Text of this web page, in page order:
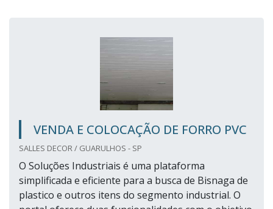
VENDA E COLOCAÇÃO DE FORRO PVC
SALLES DECOR / GUARULHOS - SP
O Soluções Industriais é uma plataforma
simplificada e eficiente para a busca de Bisnaga de
plastico e outros itens do segmento industrial. O